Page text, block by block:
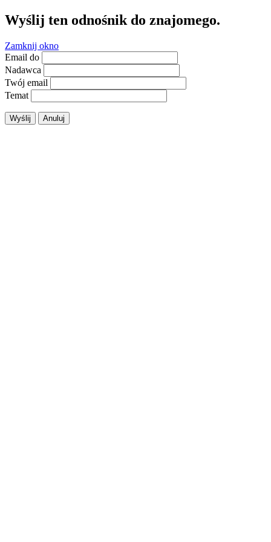
Wyślij ten odnośnik do znajomego.
Zamknij okno
Email do
Nadawca
Twój email
Temat
Wyślij Anuluj